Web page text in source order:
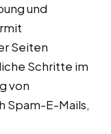
und
Seiten
Schritte im
von
Spam-E-Mails,